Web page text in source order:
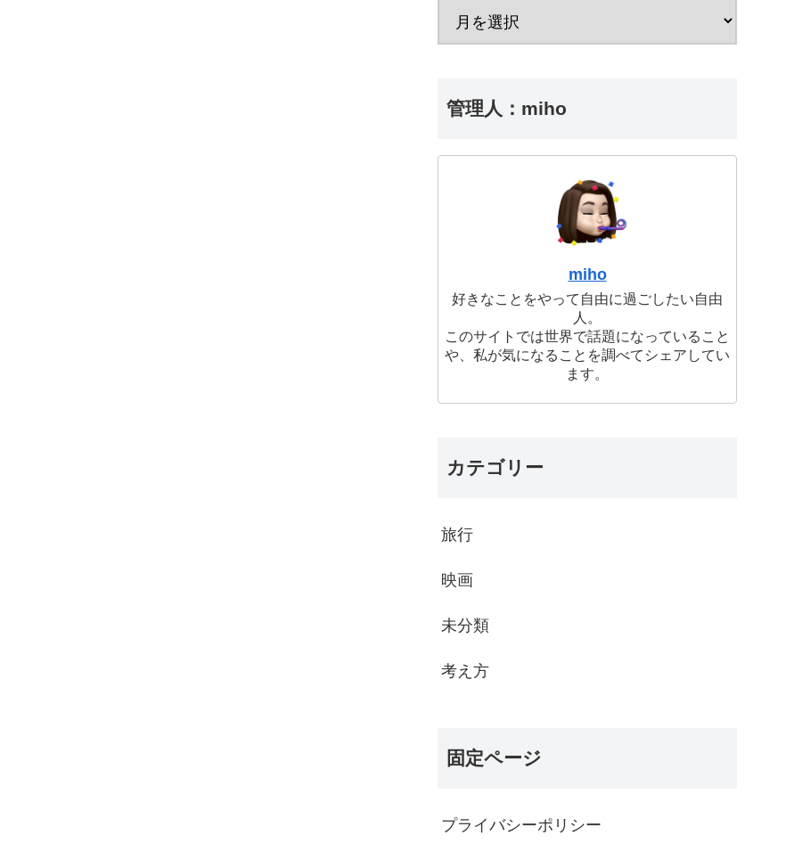
管理人：miho
miho
好きなことをやって自由に過ごしたい自由
人。
このサイトでは世界で話題になっていること
や、私が気になることを調べてシェアしてい
ます。
カテゴリー
旅行
映画
未分類
考え方
固定ページ
プライバシーポリシー